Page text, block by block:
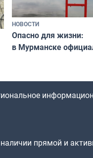
НОВОСТИ
Опасно для жизни:
в Мурманске
прямой и